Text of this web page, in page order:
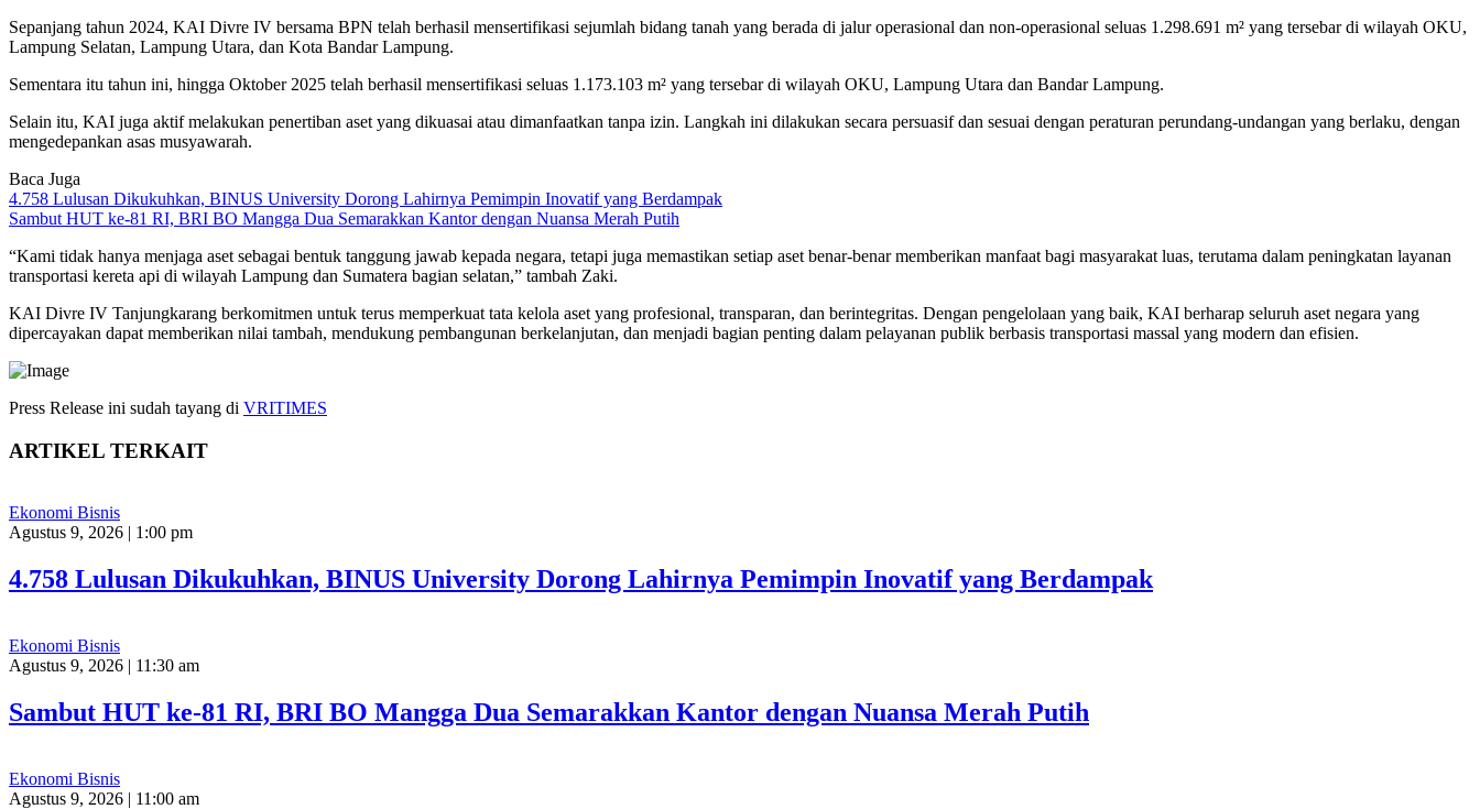
Sepanjang tahun 2024, KAI Divre IV bersama BPN telah berhasil mensertifikasi sejumlah bidang tanah yang berada di jalur operasional dan non-operasional seluas 1.298.691 m² yang tersebar di wilayah OKU,
Lampung Selatan, Lampung Utara, dan Kota Bandar Lampung.
Sementara itu tahun ini, hingga Oktober 2025 telah berhasil mensertifikasi seluas 1.173.103 m² yang tersebar di wilayah OKU, Lampung Utara dan Bandar Lampung.
Selain itu, KAI juga aktif melakukan penertiban aset yang dikuasai atau dimanfaatkan tanpa izin. Langkah ini dilakukan secara persuasif dan sesuai dengan peraturan perundang-undangan yang berlaku, dengan
mengedepankan asas musyawarah.
Baca Juga
4.758 Lulusan Dikukuhkan, BINUS University Dorong Lahirnya Pemimpin Inovatif yang Berdampak
Sambut HUT ke-81 RI, BRI BO Mangga Dua Semarakkan Kantor dengan Nuansa Merah Putih
“Kami tidak hanya menjaga aset sebagai bentuk tanggung jawab kepada negara, tetapi juga memastikan setiap aset benar-benar memberikan manfaat bagi masyarakat luas, terutama dalam peningkatan layanan
transportasi kereta api di wilayah Lampung dan Sumatera bagian selatan,” tambah Zaki.
KAI Divre IV Tanjungkarang berkomitmen untuk terus memperkuat tata kelola aset yang profesional, transparan, dan berintegritas. Dengan pengelolaan yang baik, KAI berharap seluruh aset negara yang
dipercayakan dapat memberikan nilai tambah, mendukung pembangunan berkelanjutan, dan menjadi bagian penting dalam pelayanan publik berbasis transportasi massal yang modern dan efisien.
Press Release ini sudah tayang di VRITIMES
ARTIKEL TERKAIT
Ekonomi Bisnis
Agustus 9, 2026 | 1:00 pm
4.758 Lulusan Dikukuhkan, BINUS University Dorong Lahirnya Pemimpin Inovatif yang Berdampak
Ekonomi Bisnis
Agustus 9, 2026 | 11:30 am
Sambut HUT ke-81 RI, BRI BO Mangga Dua Semarakkan Kantor dengan Nuansa Merah Putih
Ekonomi Bisnis
Agustus 9, 2026 | 11:00 am